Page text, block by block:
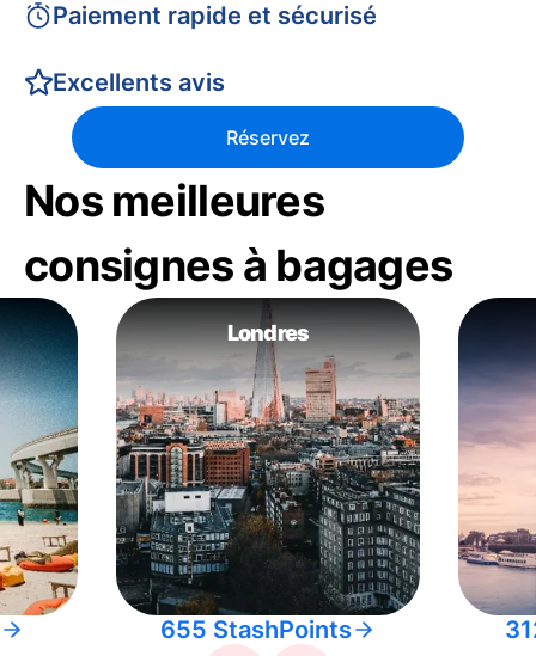
Paiement rapide et sécurisé
Excellents avis
Réservez
Nos meilleures
consignes à bagages
Londres
655 StashPoints